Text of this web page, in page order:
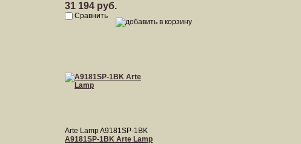
31 194 руб.
Сравнить
Arte Lamp A9181SP-1BK
A9181SP-1BK Arte Lamp